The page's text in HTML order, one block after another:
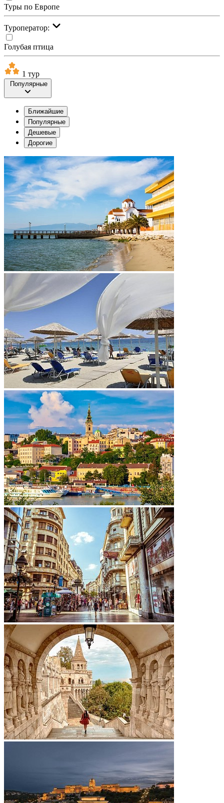
Туры по Европе
Туроператор:
Голубая птица
1 тур
Популярные
Ближайшие
Популярные
Дешевые
Дорогие